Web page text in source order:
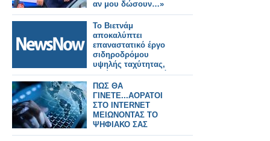
αν μου δώσουν…»
Το Βιετνάμ
αποκαλύπτει
επαναστατικό έργο
σιδηροδρόμου
υψηλής ταχύτητας,
μειώνοντας τον χρόνο
ταξιδιού από το Ανόι
στον κόλπο Χαλόνγκ
σε μόλις 30 λεπτά!
ΠΩΣ ΘΑ
ΓΙΝΕΤΕ...ΑΟΡΑΤΟΙ
ΣΤΟ INTERNET
ΜΕΙΩΝΟΝΤΑΣ ΤΟ
ΨΗΦΙΑΚΟ ΣΑΣ
ΠΡΟΦΙΛ